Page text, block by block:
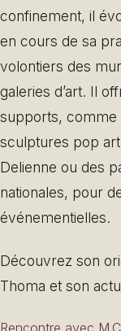
confinement, il
en cours de sa
volontiers des
galeries d’art. Il
supports, comme
sculptures pop art
Delienne ou des
nationales, pour
événementielles.
Découvrez son
Thoma et son
Rencontre avec